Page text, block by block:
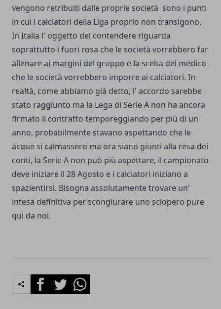
vengono retribuiti dalle proprie società sono i punti
in cui i calciatori della Liga proprio non transigono.
In Italia l' oggetto del contendere riguarda
soprattutto i fuori rosa che le società vorrebbero far
allenare ai margini del gruppo e la scelta del medico
che le società vorrebbero imporre ai calciatori. In
realtà, come abbiamo già detto, l' accordo sarebbe
stato raggiunto ma la Lega di Serie A non ha ancora
firmato il contratto temporeggiando per più di un
anno, probabilmente stavano aspettando che le
acque si calmassero ma ora siano giunti alla resa dei
conti, la Serie A non può più aspettare, il campionato
deve iniziare il 28 Agosto e i calciatori iniziano a
spazientirsi. Bisogna assolutamente trovare un'
intesa definitiva per scongiurare uno sciopero pure
qui da noi.
FacebookTwitterWhatsapp